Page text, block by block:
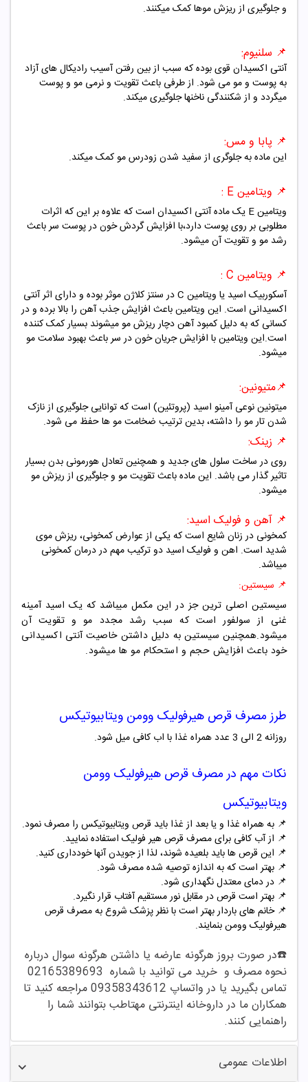
و جلوگیری از ریزش موها کمک میکنند.
📌 سلنیوم:
آنتی اکسیدان قوی بوده که سبب از بین رفتن آسیب رادیکال های آزاد
به پوست و مو می شود. از طرفی باعث تقویت و نرمی مو و پوست
میگردد و از شکنندگی ناخنها جلوگیری میکند.
📌 پابا و مس:
این ماده به جلوگری از سفید شدن زودرس مو کمک میکند.
📌 ویتامین E :
ویتامین E یک ماده آنتی اکسیدان است که علاوه بر این که اثرات
مطلوبی بر روی پوست دارد،با افزایش گردش خون در پوست سر باعث
رشد مو و تقویت آن میشود.
📌 ویتامین C :
آسکوربیک اسید یا ویتامین C در سنتز کلاژن موثر بوده و دارای اثر آنتی
اکسیدانی است. این ویتامین باعث افزایش جذب آهن را بالا برده و در
کسانی که به دلیل کمبود آهن دچار ریزش مو میشوند بسیار کمک کننده
است.این ویتامین با افزایش جریان خون در سر باعث بهبود سلامت مو
میشود.
📌متیونین:
میتونین نوعی آمینو اسید (پروتئین) است که توانایی جلوگیری از نازک
شدن تار مو را داشته، بدین ترتیب ضخامت مو ها حفظ می شود.
📌 زینک:
روی در ساخت سلول های جدید و همچنین تعادل هورمونی بدن بسیار
تاثیر گذار می باشد. این ماده باعث تقویت مو و جلوگیری از ریزش مو
میشود.
📌 آهن و فولیک اسید:
کمخونی در زنان شایع است که یکی از عوارض کمخونی، ریزش موی
شدید است. اهن و فولیک اسید دو ترکیب مهم در درمان کمخونی
میباشد.
📌 سیستین:
سیستین اصلی ترین جز در این مکمل میباشد که یک اسید آمینه
غنی از سولفور است که سبب رشد مجدد مو و تقویت آن
میشود.همچنین سیستین به دلیل داشتن خاصیت آنتی اکسیدانی
خود باعث افزایش حجم و استحکام مو ها میشود.
طرز مصرف قرص هیرفولیک وومن ویتابیوتیکس
روزانه 2 الی 3 عدد همراه غذا با اب کافی میل شود.
نکات مهم در مصرف قرص هیرفولیک وومن
ویتابیوتیکس
📌 به همراه غذا و یا بعد از غذا باید قرص ویتابیوتیکس را مصرف نمود.
📌 از آب کافی برای مصرف قرص هیر فولیک استفاده نمایید.
📌 این قرص ها باید بلعیده شوند، لذا از جویدن آنها خودداری کنید.
📌 بهتر است که به اندازه توصیه شده مصرف شود.
📌 در دمای معتدل نگهداری شود.
📌 بهتر است قرص در مقابل نور مستقیم آفتاب قرار نگیرد.
📌خانم های باردار بهتر است با نظر پزشک شروع به مصرف قرص
هیرفولیک وومن بنمایند.
☎️در صورت بروز هرگونه عارضه یا داشتن هرگونه سوال درباره
نحوه مصرف و خرید می توانید با شماره 02165389693
تماس بگیرید یا در واتساپ 09358343612 مراجعه کنید تا
همکاران ما در داروخانه اینترنتی مهتاطب بتوانند شما را
راهنمایی کنند.
اطلاعات عمومی